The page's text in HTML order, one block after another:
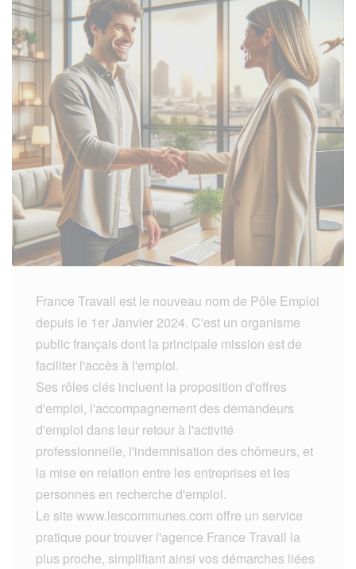
France Travail est le nouveau nom de Pôle Emploi
depuis le 1er Janvier 2024. C'est un organisme
public français dont la principale mission est de
faciliter l'accès à l'emploi.
Ses rôles clés incluent la proposition d'offres
d'emploi, l'accompagnement des demandeurs
d'emploi dans leur retour à l'activité
professionnelle, l'indemnisation des chômeurs, et
la mise en relation entre les entreprises et les
personnes en recherche d'emploi.
Le site www.lescommunes.com offre un service
pratique pour trouver l'agence France Travail la
plus proche, simplifiant ainsi vos démarches liées